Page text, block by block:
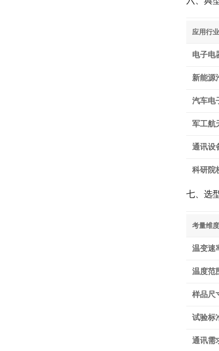
应用行业
电子电
新能源
汽车电
军工航
通讯设
科研院
七、选
考量维度
温变速
温度范
样品尺
试验标
通讯需